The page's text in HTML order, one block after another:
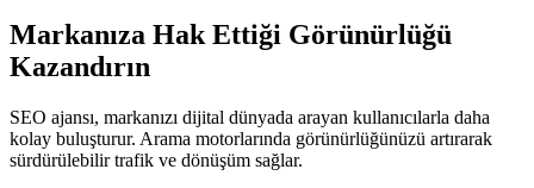
Markanıza Hak Ettiği Görünürlüğü
Kazandırın
SEO ajansı, markanızı dijital dünyada arayan kullanıcılarla daha
kolay buluşturur. Arama motorlarında görünürlüğünüzü artırarak
sürdürülebilir trafik ve dönüşüm sağlar.